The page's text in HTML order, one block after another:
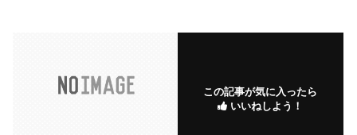
この記事が気に入ったら
いいねしよう！